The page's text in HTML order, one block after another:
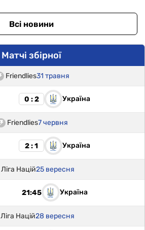
Всі новини
Матчі збірної
Friendlies31 травня
0 : 2 Україна
Friendlies7 червня
2 : 1 Україна
Ліга Націй25 вересня
21:45 Україна
Ліга Націй28 вересня